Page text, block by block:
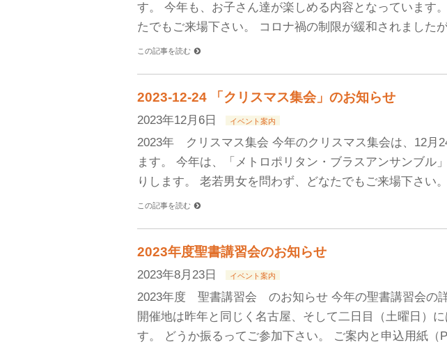
す。 今年も、お子さん達が楽しめる内容となっています
たでもご来場下さい。 コロナ禍の制限が緩和されました
この記事を読む
2023-12-24 「クリスマス集会」のお知らせ
2023年12月6日 イベント案内
2023年 クリスマス集会 今年のクリスマス集会は、12月
ます。 今年は、「メトロポリタン・ブラスアンサンブル
りします。 老若男女を問わず、どなたでもご来場下さい
この記事を読む
2023年度聖書講習会のお知らせ
2023年8月23日 イベント案内
2023年度 聖書講習会 のお知らせ 今年の聖書講習会の詳
開催地は昨年と同じく名古屋、そして二日目（土曜日）
す。 どうか振るってご参加下さい。 ご案内と申込用紙（